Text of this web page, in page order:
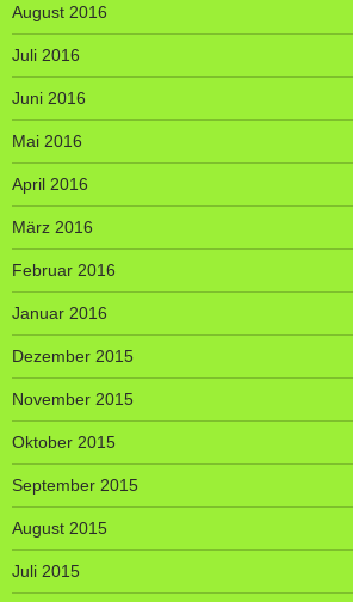
August 2016
Juli 2016
Juni 2016
Mai 2016
April 2016
März 2016
Februar 2016
Januar 2016
Dezember 2015
November 2015
Oktober 2015
September 2015
August 2015
Juli 2015